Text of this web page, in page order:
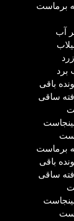
برماست
آب
برد
باقی
ساقی
برماست
باقی
ساقی